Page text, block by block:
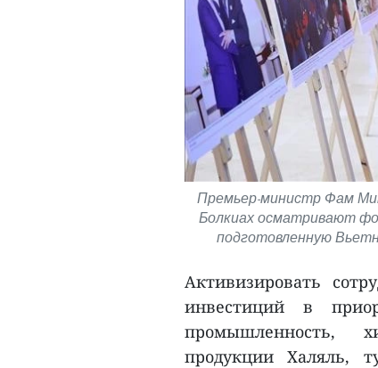
Премьер-министр Фам
Болкиах осматривают
подготовленную
Активизировать
инвестиций в
промышленность,
продукции Халяль,